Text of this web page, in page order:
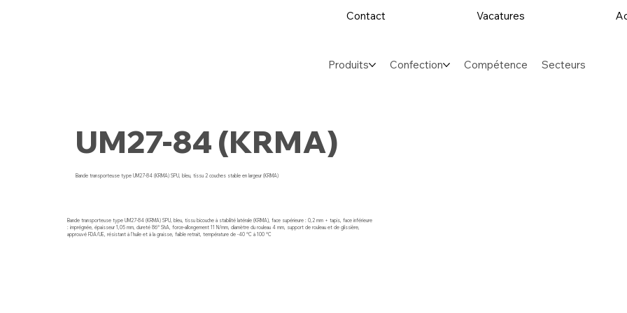
Contact Vacatures
Produits Confection Compétence Secteurs
UM27-84 (KRMA)
Bande transporteuse type UM27-84 (KRMA) SPU, bleu, tissu 2 couches stable en largeur (KRMA)
Bande transporteuse type UM27-84 (KRMA) SPU, bleu, tissu bicouche à stabilité latérale (KRMA), face supérieure : 0,2 mm + tapis, face inférieure
: imprégnée, épaisseur 1,05 mm, dureté 86° ShA, force-allongement 11 N/mm, diamètre du rouleau 4 mm, support de rouleau et de glissière,
approuvé FDA/UE, résistant à l'huile et à la graisse, faible retrait, température de -40 °C à 100 °C